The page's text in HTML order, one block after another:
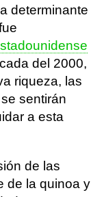
determinante
del 2000,
riqueza, las
sentirán
a esta
de las
de la quinoa y